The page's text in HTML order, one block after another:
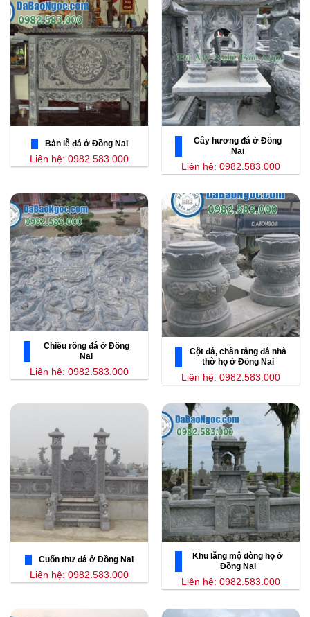
Bàn lễ đá ở Đồng Nai
Liên hệ: 0982.583.000
Cây hương đá ở Đồng
Nai
Liên hệ: 0982.583.000
Chiếu rồng đá ở Đồng
Nai
Liên hệ: 0982.583.000
Cột đá, chân tảng đá nhà
thờ họ ở Đồng Nai
Liên hệ: 0982.583.000
Cuốn thư đá ở Đồng Nai
Liên hệ: 0982.583.000
Khu lăng mộ dòng họ ở
Đồng Nai
Liên hệ: 0982.583.000